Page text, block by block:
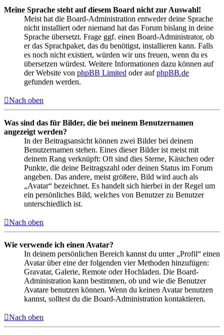
Meine Sprache steht auf diesem Board nicht zur Auswahl!
Meist hat die Board-Administration entweder deine Sprache
nicht installiert oder niemand hat das Forum bislang in deine
Sprache übersetzt. Frage ggf. einen Board-Administrator, ob
er das Sprachpaket, das du benötigst, installieren kann. Falls
es noch nicht existiert, würden wir uns freuen, wenn du es
übersetzen würdest. Weitere Informationen dazu können auf
der Website von phpBB Limited oder aufphpBB.de
gefunden werden.
Nach oben
Was sind das für Bilder, die bei meinem Benutzernamen
angezeigt werden?
In der Beitragsansicht können zwei Bilder bei deinem
Benutzernamen stehen. Eines dieser Bilder ist meist mit
deinem Rang verknüpft: Oft sind dies Sterne, Kästchen oder
Punkte, die deine Beitragszahl oder deinen Status im Forum
angeben. Das andere, meist größere, Bild wird auch als
„Avatar“ bezeichnet. Es handelt sich hierbei in der Regel um
ein persönliches Bild, welches von Benutzer zu Benutzer
unterschiedlich ist.
Nach oben
Wie verwende ich einen Avatar?
In deinem persönlichen Bereich kannst du unter „Profil“ einen
Avatar über eine der folgenden vier Methoden hinzufügen:
Gravatar, Galerie, Remote oder Hochladen. Die Board-
Administration kann bestimmen, ob und wie die Benutzer
Avatare benutzen können. Wenn du keinen Avatar benutzen
kannst, solltest du die Board-Administration kontaktieren.
Nach oben